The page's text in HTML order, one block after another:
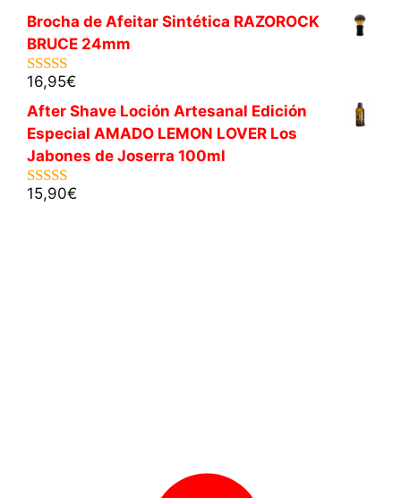
Brocha de Afeitar Sintética RAZOROCK
BRUCE 24mm
5.00de 5
16,95€
After Shave Loción Artesanal Edición
Especial AMADO LEMON LOVER Los
Jabones de Joserra 100ml
5.00de 5
15,90€